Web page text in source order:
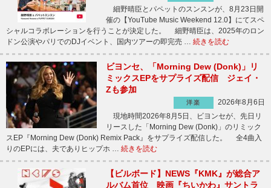
細野晴臣とパペットのスンスンが、8月23日開
催の【YouTube Music Weekend 12.0】にてスペ
シャルコラボレーションを行うことが決定した。 細野晴臣は、2025年のロン
ドン公演やパリでのDJイベント、国内ツアーの即完売 … 続きを読む
ビヨンセ、「Morning Dew (Donk)」リ
ミックスEPをサプライズ配信 ジェイ・
Zも参加
洋楽
2026年8月6日
現地時間2026年8月5日、ビヨンセが、先日リ
リースした「Morning Dew (Donk)」のリミック
スEP『Morning Dew (Donk) Remix Pack』をサプライズ配信した。 全4曲入
りのEPには、夫でありヒップホ … 続きを読む
【ビルボード】NEWS『KMK』が総合ア
ルバム首位 映画『ちいかわ』サントラ